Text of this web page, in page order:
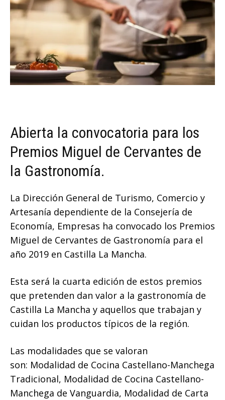
Abierta la convocatoria para los
Premios Miguel de Cervantes de
la Gastronomía.
La Dirección General de Turismo, Comercio y
Artesanía dependiente de la Consejería de
Economía, Empresas ha convocado los Premios
Miguel de Cervantes de Gastronomía para el
año 2019 en Castilla La Mancha.
Esta será la cuarta edición de estos premios
que pretenden dan valor a la gastronomía de
Castilla La Mancha y aquellos que trabajan y
cuidan los productos típicos de la región.
Las modalidades que se valoran
son: Modalidad de Cocina Castellano-Manchega
Tradicional, Modalidad de Cocina Castellano-
Manchega de Vanguardia, Modalidad de Carta